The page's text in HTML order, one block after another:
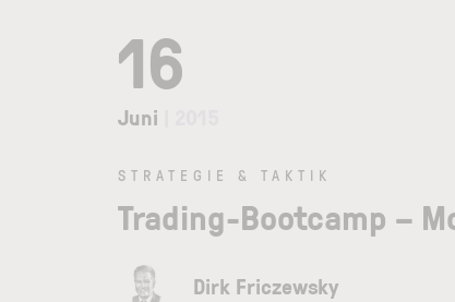
16
Juni
STRATEGIE & TAKTIK
Trading-Bootcamp –
Dirk Friczewsky